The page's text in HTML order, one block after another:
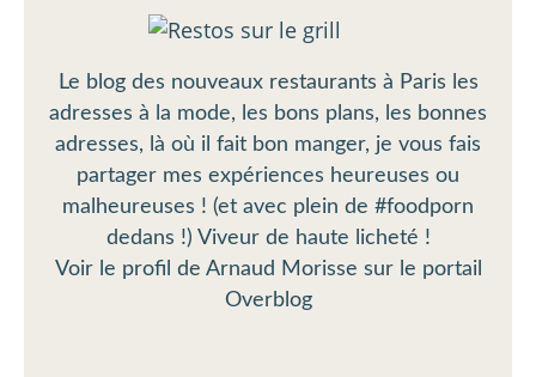
Le blog des nouveaux restaurants à Paris les
adresses à la mode, les bons plans, les bonnes
adresses, là où il fait bon manger, je vous fais
partager mes expériences heureuses ou
malheureuses ! (et avec plein de #foodporn
dedans !) Viveur de haute licheté !
Voir le profil de Arnaud Morisse sur le portail
Overblog